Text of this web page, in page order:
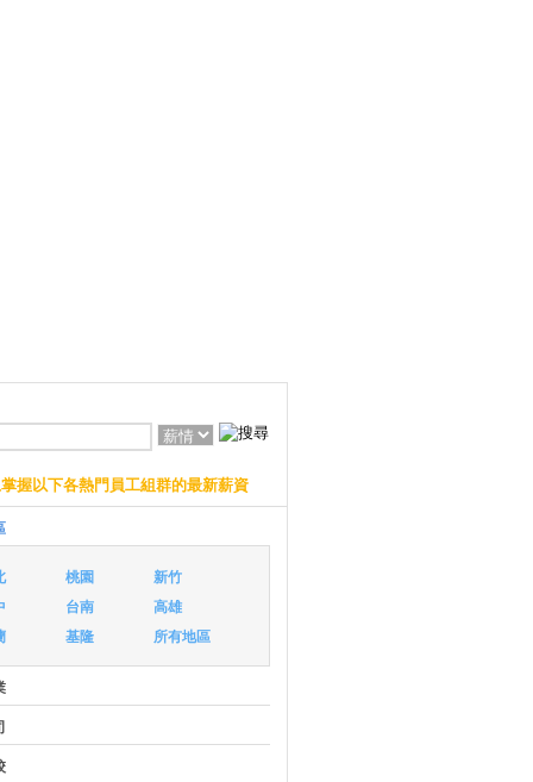
握以下各熱門員工組群的最新薪資
桃園
新竹
台南
高雄
基隆 所有地區